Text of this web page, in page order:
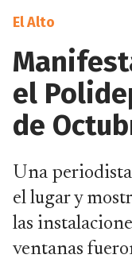
El Alto
el
de
Una
el lugar y
las
ventanas